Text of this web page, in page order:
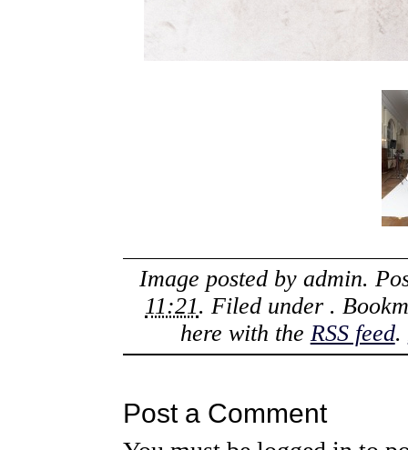
Image posted byadmin.
11:21. Filed under .
here with the RSS feed.
Post a Comment